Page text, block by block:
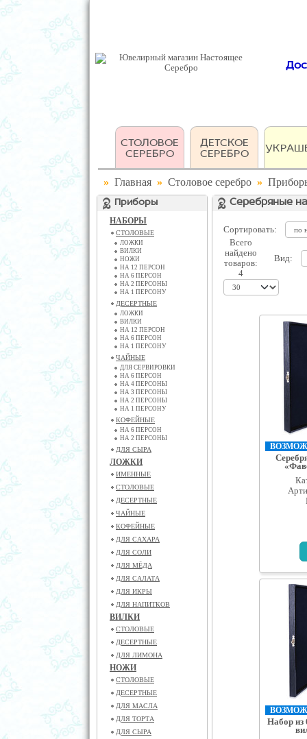
СТОЛОВОЕ
СЕРЕБРО
ДЕТСКОЕ
СЕРЕБРО
» Главная » Столовое серебро »
Приборы
НАБОРЫ
СТОЛОВЫЕ
ЛОЖКИ
ВИЛКИ
НОЖИ
НА 12 ПЕРСОН
НА 6 ПЕРСОН
НА 2 ПЕРСОНЫ
НА 1 ПЕРСОНУ
ДЕСЕРТНЫЕ
ЛОЖКИ
ВИЛКИ
НА 12 ПЕРСОН
НА 6 ПЕРСОН
НА 1 ПЕРСОНУ
ЧАЙНЫЕ
ДЛЯ СЕРВИРОВКИ
НА 6 ПЕРСОН
НА 4 ПЕРСОНЫ
НА 3 ПЕРСОНЫ
НА 2 ПЕРСОНЫ
НА 1 ПЕРСОНУ
КОФЕЙНЫЕ
НА 6 ПЕРСОН
НА 2 ПЕРСОНЫ
ДЛЯ СЫРА
ЛОЖКИ
ИМЕННЫЕ
СТОЛОВЫЕ
ДЕСЕРТНЫЕ
ЧАЙНЫЕ
КОФЕЙНЫЕ
ДЛЯ САХАРА
ДЛЯ СОЛИ
ДЛЯ МЁДА
ДЛЯ САЛАТА
ДЛЯ ИКРЫ
ДЛЯ НАПИТКОВ
ВИЛКИ
СТОЛОВЫЕ
ДЕСЕРТНЫЕ
ДЛЯ ЛИМОНА
НОЖИ
СТОЛОВЫЕ
ДЕСЕРТНЫЕ
ДЛЯ МАСЛА
ДЛЯ ТОРТА
ДЛЯ СЫРА
Серебряные
Сортировать:
Всего
найдено
товаров:
4
Вид:
Набор из